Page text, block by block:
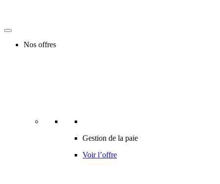
Nos offres
Gestion de la paie
Voir l’offre